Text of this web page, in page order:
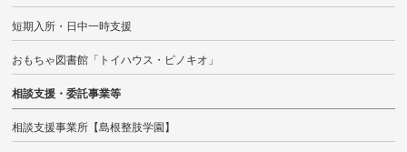
短期入所・日中一時支援
おもちゃ図書館「トイハウス・ピノキオ」
相談支援・委託事業等
相談支援事業所【島根整肢学園】